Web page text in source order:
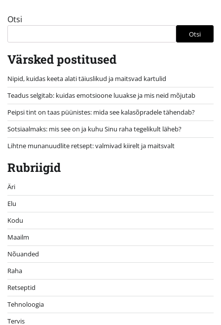
Otsi
Otsi
Värsked postitused
Nipid, kuidas keeta alati täiuslikud ja maitsvad kartulid
Teadus selgitab: kuidas emotsioone luuakse ja mis neid mõjutab
Peipsi tint on taas püünistes: mida see kalasõpradele tähendab?
Sotsiaalmaks: mis see on ja kuhu Sinu raha tegelikult läheb?
Lihtne munanuudlite retsept: valmivad kiirelt ja maitsvalt
Rubriigid
Äri
Elu
Kodu
Maailm
Nõuanded
Raha
Retseptid
Tehnoloogia
Tervis